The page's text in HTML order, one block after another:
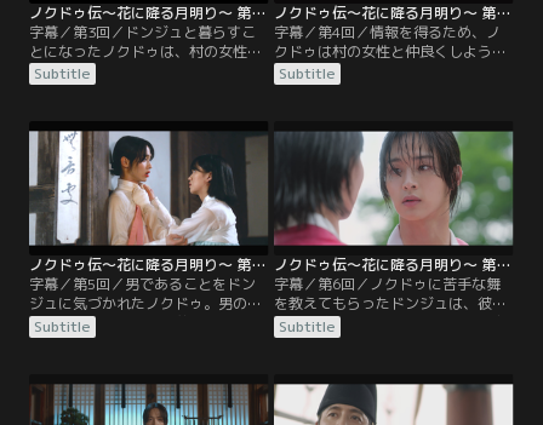
ノクドゥ伝～花に降る月明り～ 第03話／字幕
字幕／第3回／ドンジュと暮らすこ
とになったノクドゥは、村の女性た
ちに正体がバレないよう四苦八苦し
ながら生活する。一方ドンジュは、
とは夢にも思わず、世話の焼ける女
性だと呆れ返っていた。そんなある
夜、ノクドゥは寡婦村を守る女性た
ちの集会に出くわす。頭領を探るた
め後を追うが見つかってしまい…。
Subtitle
ノクドゥ伝～花に降る月明り～ 第04話／字幕
字幕／第4回／情報を得るため、ノ
クドゥは村の女性と仲良くしようと
するも失敗し、ドンジュの両手にや
けどを負わせてしまう。ドンジュの
ンジュからお姉さんと呼んでもいい
かと問われ、その可愛さに動揺し慌
ててその場を立ち去る。その夜、ノ
クドゥは寡婦の魂を慰めるという怪
しげな行列を目撃し、後をつける
が…。
Subtitle
ノクドゥ伝～花に降る月明り～ 第05話／字幕
字幕／第5回／男であることをドン
ジュに気づかれたノクドゥ。男の声
を聞いて駆けつけた行首たちにも正
体を知られそうになるが、なんとか
の奥方と村で待ち合わせしていると
いうノクドゥの言い訳を疑いつつも
秘密を守るが、厳しく彼を監視す
Subtitle
ノクドゥ伝～花に降る月明り～ 第06話／字幕
字幕／第6回／ノクドゥに苦手な舞
を教えてもらったドンジュは、彼を
意識し始める。そんな女心を知る由
もないノクドゥもまた、彼女を気に
皆が捜している男がノクドゥだと気
づき、彼を早く逃がそうとする。だ
が、以前妓楼で問題を起こした両班
Subtitle